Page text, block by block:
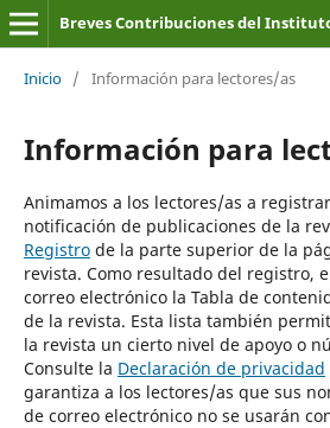
Breves Contribuciones del
Inicio / Información para lectores/as
Información para
Animamos a los lectores/as a
notificación de publicaciones de la
Registrode la parte superior de la
revista. Como resultado del registro,
correo electrónico la Tabla de
de la revista. Esta lista también
la revista un cierto nivel de apoyo o
Consulte la Declaración de privacidad
garantiza a los lectores/as que sus
de correo electrónico no se usarán